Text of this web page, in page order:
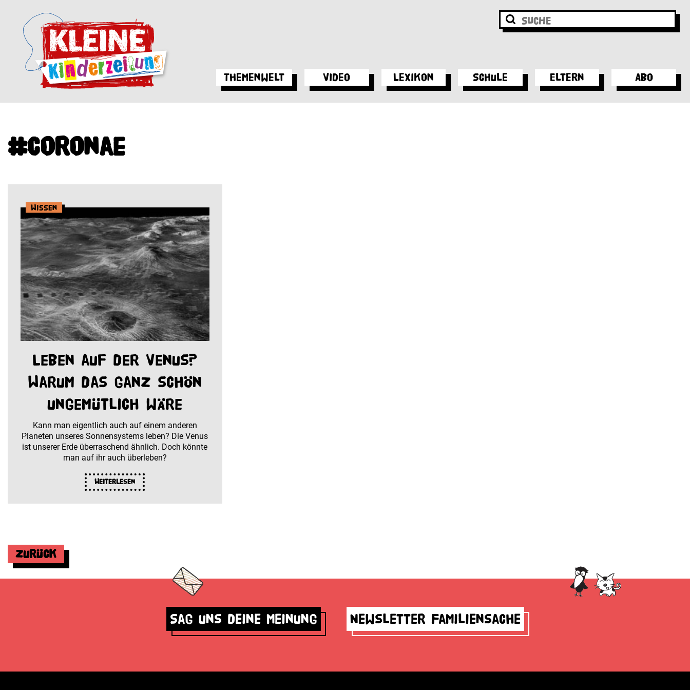
Themenwelt Video Lexikon Schule Eltern Abo
#Coronae
Wissen
Leben auf der Venus?
Warum das ganz schön
ungemütlich wäre
Kann man eigentlich auch auf einem anderen
Planeten unseres Sonnensystems leben? Die Venus
ist unserer Erde überraschend ähnlich. Doch könnte
man auf ihr auch überleben?
Weiterlesen
Zurück
Sag uns deine Meinung Newsletter Familiensache